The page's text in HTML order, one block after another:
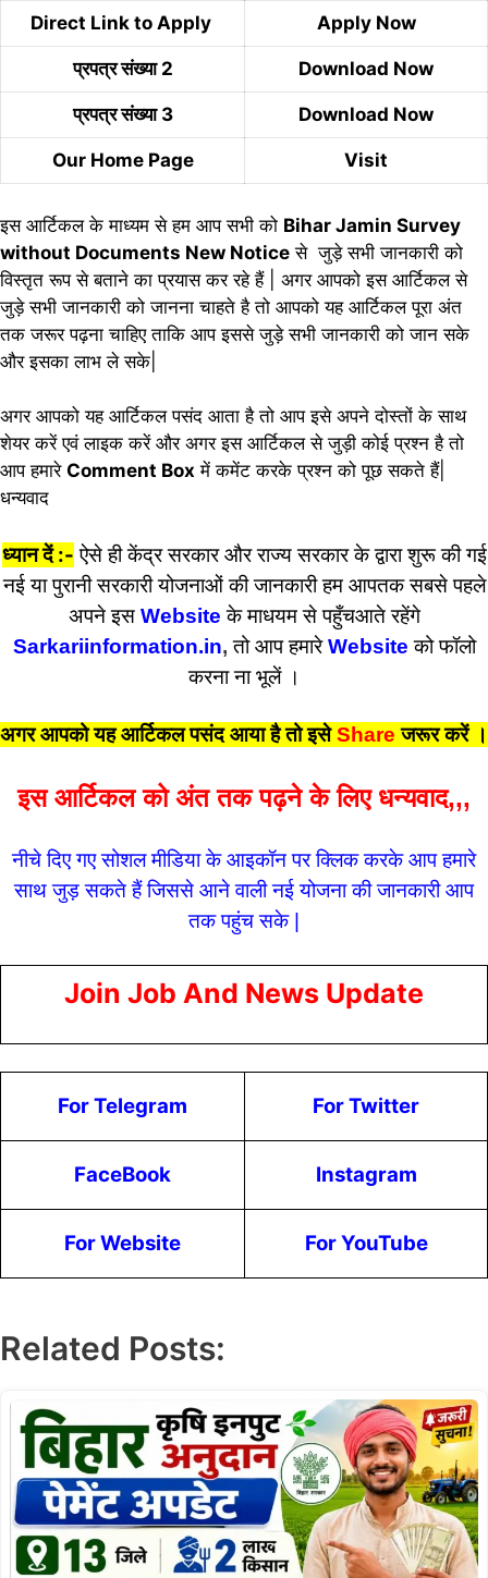
Direct Link to Apply Apply Now
प्रपत्र संख्या 2 Download Now
प्रपत्र संख्या 3 Download Now
Our Home Page Visit
इस आर्टिकल के माध्यम से हम आप सभी को Bihar Jamin Survey
without Documents New Notice से जुड़े सभी जानकारी को
विस्तृत रूप से बताने का प्रयास कर रहे हैं | अगर आपको इस आर्टिकल से
जुड़े सभी जानकारी को जानना चाहते है तो आपको यह आर्टिकल पूरा अंत
तक जरूर पढ़ना चाहिए ताकि आप इससे जुड़े सभी जानकारी को जान सके
और इसका लाभ ले सके|
अगर आपको यह आर्टिकल पसंद आता है तो आप इसे अपने दोस्तों के साथ
शेयर करें एवं लाइक करें और अगर इस आर्टिकल से जुड़ी कोई प्रश्न है तो
आप हमारे Comment Box में कमेंट करके प्रश्न को पूछ सकते हैं|
धन्यवाद
ध्यान दें :- ऐसे ही केंद्र सरकार और राज्य सरकार के द्वारा शुरू की गई
नई या पुरानी सरकारी योजनाओं की जानकारी हम आपतक सबसे पहले
अपने इसWebsite के माधयम से पहुँचआते रहेंगे
Sarkariinformation.in,तो आप हमारेWebsiteको फॉलो
करना ना भूलें ।
अगर आपको यह आर्टिकल पसंद आया है तो इसेShare जरूर करें ।
इस आर्टिकल को अंत तक पढ़ने के लिए धन्यवाद,,,
नीचे दिए गए सोशल मीडिया के आइकॉन पर क्लिक करके आप हमारे
साथ जुड़ सकते हैं जिससे आने वाली नई योजना की जानकारी आप
तक पहुंच सके |
Join Job And News Update
For Telegram For Twitter
FaceBook Instagram
For Website For YouTube
Related Posts: